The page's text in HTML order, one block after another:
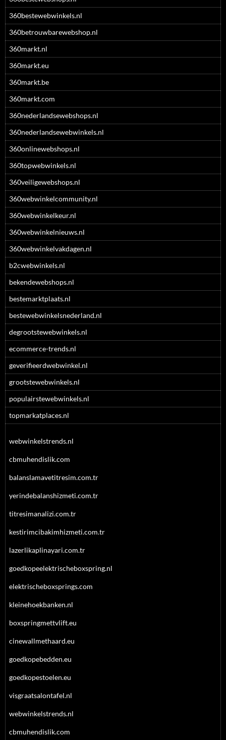
360bestewebwinkels.nl
360betrouwbarewebshop.nl
360markt.nl
360markt.eu
360markt.be
360markt.com
360nederlandsewebshops.nl
360nederlandsewebwinkels.nl
360onlinewebshops.nl
360topwebwinkels.nl
360veiligewebshops.nl
360webwinkelcommunity.nl
360webwinkelkeur.nl
360webwinkelnieuws.nl
360webwinkelvakdagen.nl
b2cwebwinkels.nl
bekendewebshops.nl
bestemarktplaats.nl
bestewebwinkelsnederland.nl
degrootstewebwinkels.nl
ecommerce-trends.nl
geverifieerdwebwinkel.nl
grootstewebwinkels.nl
populairstewebwinkels.nl
topmarkatplaces.nl
webwinkelstrends.nl
cbmuhendislik.com
balanslamavetitresim.com.tr
yerindebalanshizmeti.com.tr
titresimanalizi.com.tr
kestirimcibakimhizmeti.com.tr
lazerlikaplinayari.com.tr
goedkopeelektrischeboxspring.nl
elektrischeboxsprings.com
kleinehoekbanken.nl
boxspringmettvlift.eu
cinewallmethaard.eu
goedkopebedden.eu
goedkopestoelen.eu
visgraatsalontafel.nl
webwinkelstrends.nl
cbmuhendislik.com